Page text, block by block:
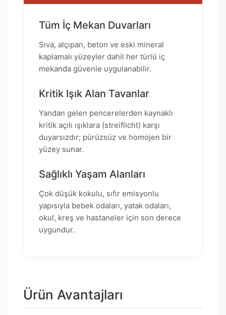
Tüm İç Mekan Duvarları
Sıva, alçıpan, beton ve eski mineral
kaplamalı yüzeyler dahil her türlü iç
mekanda güvenle uygulanabilir.
Kritik Işık Alan Tavanlar
Yandan gelen pencerelerden kaynaklı
kritik açılı ışıklara (streiflicht) karşı
duyarsızdır; pürüzsüz ve homojen bir
yüzey sunar.
Sağlıklı Yaşam Alanları
Çok düşük kokulu, sıfır emisyonlu
yapısıyla bebek odaları, yatak odaları,
okul, kreş ve hastaneler için son derece
uygundur.
Ürün Avantajları